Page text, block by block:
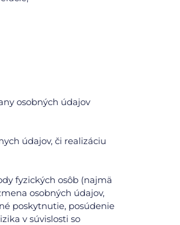
osobných údajov
údajov, či realizáciu
fyzických osôb (najmä
osobných údajov,
poskytnutie, posúdenie
v súvislosti so